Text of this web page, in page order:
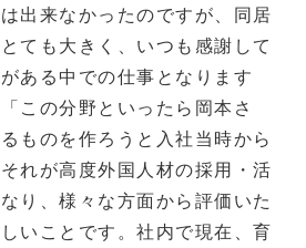
出来なかったのですが、同居
ても大きく、いつも感謝して
ある中での仕事となります
この分野といったら岡本さ
ものを作ろうと入社当時から
れが高度外国人材の採用・活
り、様々な方面から評価いた
いことです。社内で現在、育